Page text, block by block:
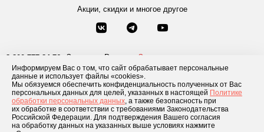
Информируем Вас о том, что сайт обрабатывает персональные
данные и использует файлы «cookies».
Мы обязуемся обеспечить конфиденциальность полученных от Вас
персональных данных для целей, указанных в настоящей Политике
обработки персональных данных, а также безопасность при
их обработке в соответствии с требованиями Законодательства
Российской Федерации. Для подтверждения Вашего согласия
на обработку данных на указанных выше условиях нажмите
Акции, скидки и многое другое
8-800-777-84-76 Звонки по России
Заказать звонок
8 495 181-69-06
Москва
Каталог товаров О компании Доставка и оплата Блог
Условия рассрочки
Контакты